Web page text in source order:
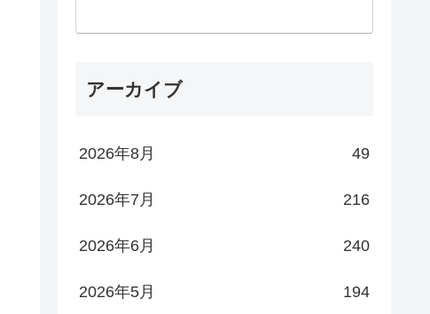
アーカイブ
2026年8月 49
2026年7月 216
2026年6月 240
2026年5月 194